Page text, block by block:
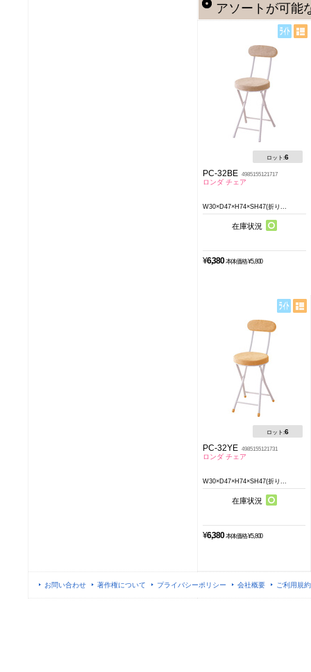
アソートが可能
ロット:6
PC-32BE 4985155121717
ロンダ チェア
W30×D47×H74×SH47(折り...
在庫状況
¥6,380 本体価格 ¥5,800
ロット:6
PC-32YE 4985155121731
ロンダ チェア
W30×D47×H74×SH47(折り...
在庫状況
¥6,380 本体価格 ¥5,800
お問い合わせ 著作権について プライバシーポリシー 会社概要 ご利用規約